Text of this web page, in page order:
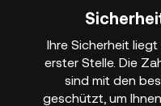
Ihre Sicherheit
erster Stelle. Die
sind mit den
geschützt, um